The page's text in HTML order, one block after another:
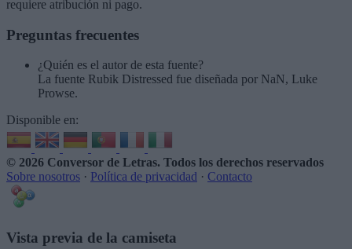
requiere atribución ni pago.
Preguntas frecuentes
¿Quién es el autor de esta fuente?
La fuente Rubik Distressed fue diseñada por NaN, Luke
Prowse.
Disponible en:
© 2026 Conversor de Letras. Todos los derechos reservados
Sobre nosotros · Política de privacidad · Contacto
Vista previa de la camiseta